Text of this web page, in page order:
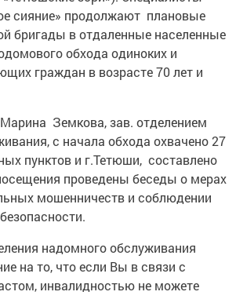
сияние» продолжают плановые
бригады в отдаленные населенные
обхода одиноких и
граждан в возрасте 70 лет и
Земкова, зав. отделением
с начала обхода охвачено 27
пунктов и г.Тетюши, составлено
проведены беседы о мерах
мошенничеств и соблюдении
надомного обслуживания
на то, что если Вы в связи с
инвалидностью не можете